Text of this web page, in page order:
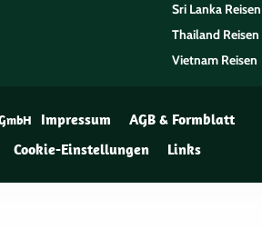
Sri Lanka Reisen
Thailand Reisen
Vietnam Reisen
Impressum
AGB & Formblatt
Cookie-Einstellungen Links